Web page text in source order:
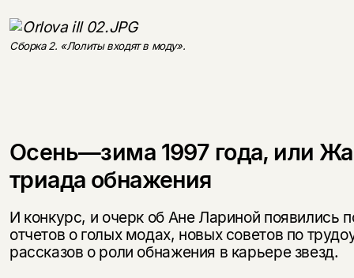
Сборка 2. «Лолиты входят в моду».
Осень—зима 1997 года, или
триада обнажения
И конкурс, и очерк об Ане Лариной появились
отчетов о голых модах, новых советов по
рассказов о роли обнажения в карьере звезд.